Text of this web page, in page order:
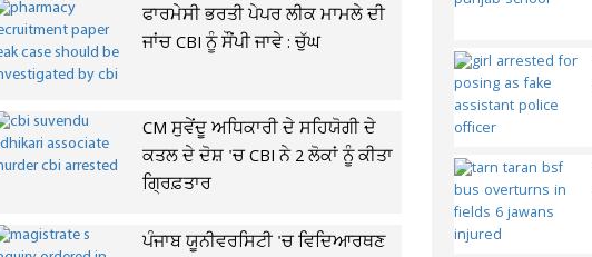
ਫਾਰਮੇਸੀ ਭਰਤੀ ਪੇਪਰ ਲੀਕ ਮਾਮਲੇ ਦੀ
ਜਾਂਚ CBI ਨੂੰ ਸੌਂਪੀ ਜਾਵੇ : ਚੁੱਘ
CM ਸੁਵੇਂਦੂ ਅਧਿਕਾਰੀ ਦੇ ਸਹਿਯੋਗੀ ਦੇ
ਕਤਲ ਦੇ ਦੋਸ਼ 'ਚ CBI ਨੇ 2 ਲੋਕਾਂ ਨੂੰ ਕੀਤਾ
ਗ੍ਰਿਫ਼ਤਾਰ
ਪੰਜਾਬ ਯੂਨੀਵਰਸਿਟੀ 'ਚ ਵਿਦਿਆਰਥਣ